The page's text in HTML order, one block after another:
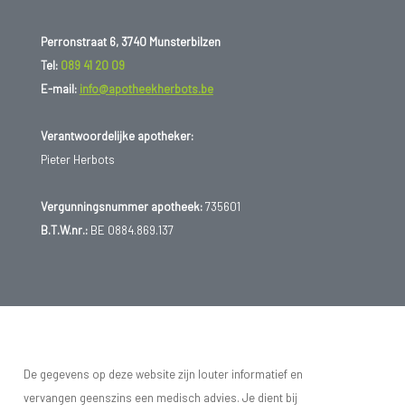
Perronstraat 6, 3740 Munsterbilzen
Tel: 089 41 20 09
E-mail: info@apotheekherbots.be
Verantwoordelijke apotheker:
Pieter Herbots
Vergunningsnummer apotheek:735601
B.T.W.nr.:BE 0884.869.137
De gegevens op deze website zijn louter informatief en
vervangen geenszins een medisch advies. Je dient bij